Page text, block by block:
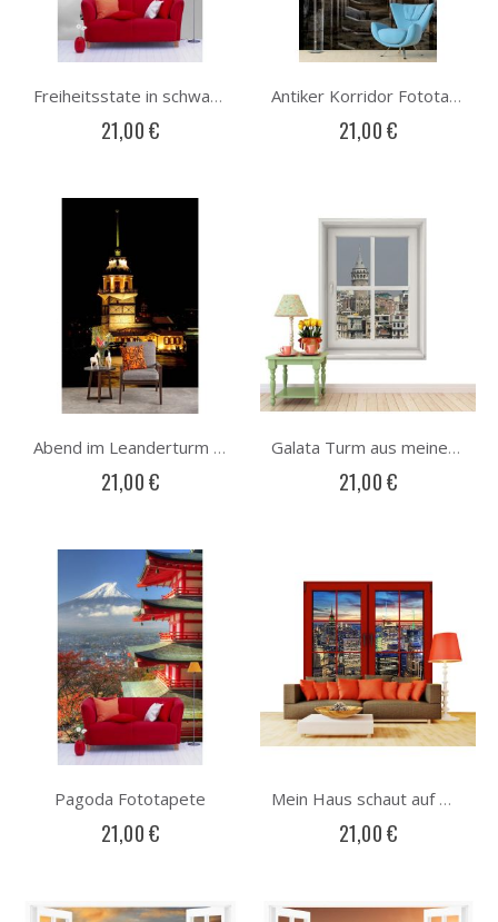
Freiheitsstate in schwarzweiß Fototapete
21,00 €
Antiker Korridor Fototapete
21,00 €
Abend im Leanderturm Fototapete
21,00 €
Galata Turm aus meinem Fenster Fototapete
21,00 €
Pagoda Fototapete
21,00 €
Mein Haus schaut auf Manhattan Fototapete
21,00 €